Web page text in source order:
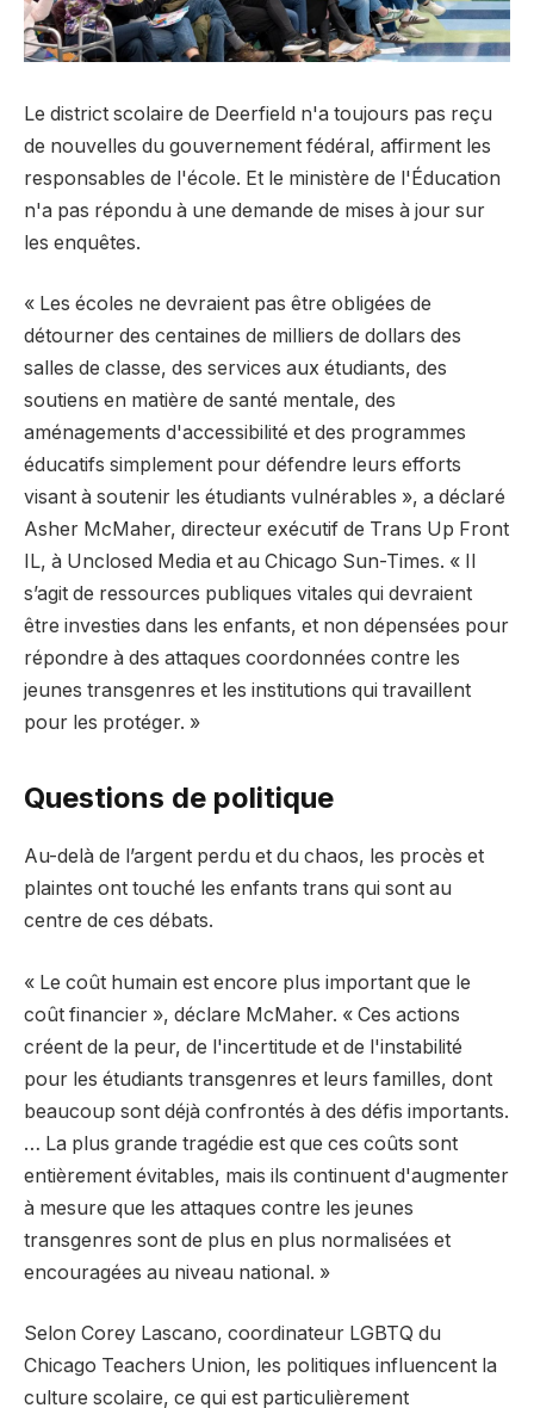
Le district scolaire de Deerfield n'a toujours pas reçu
de nouvelles du gouvernement fédéral, affirment les
responsables de l'école. Et le ministère de l'Éducation
n'a pas répondu à une demande de mises à jour sur
les enquêtes.
« Les écoles ne devraient pas être obligées de
détourner des centaines de milliers de dollars des
salles de classe, des services aux étudiants, des
soutiens en matière de santé mentale, des
aménagements d'accessibilité et des programmes
éducatifs simplement pour défendre leurs efforts
visant à soutenir les étudiants vulnérables », a déclaré
Asher McMaher, directeur exécutif de Trans Up Front
IL, à Unclosed Media et au Chicago Sun-Times. « Il
s’agit de ressources publiques vitales qui devraient
être investies dans les enfants, et non dépensées pour
répondre à des attaques coordonnées contre les
jeunes transgenres et les institutions qui travaillent
pour les protéger. »
Questions de politique
Au-delà de l’argent perdu et du chaos, les procès et
plaintes ont touché les enfants trans qui sont au
centre de ces débats.
« Le coût humain est encore plus important que le
coût financier », déclare McMaher. « Ces actions
créent de la peur, de l'incertitude et de l'instabilité
pour les étudiants transgenres et leurs familles, dont
beaucoup sont déjà confrontés à des défis importants.
… La plus grande tragédie est que ces coûts sont
entièrement évitables, mais ils continuent d'augmenter
à mesure que les attaques contre les jeunes
transgenres sont de plus en plus normalisées et
encouragées au niveau national. »
Selon Corey Lascano, coordinateur LGBTQ du
Chicago Teachers Union, les politiques influencent la
culture scolaire, ce qui est particulièrement